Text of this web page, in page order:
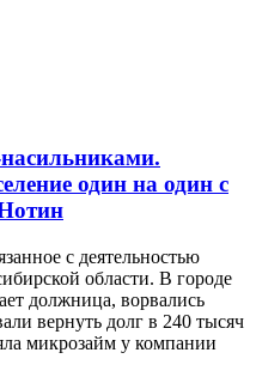
один на один с
с деятельностью
области. В городе
должница, ворвались
вернуть долг в 240 тысяч
микрозайм у компании